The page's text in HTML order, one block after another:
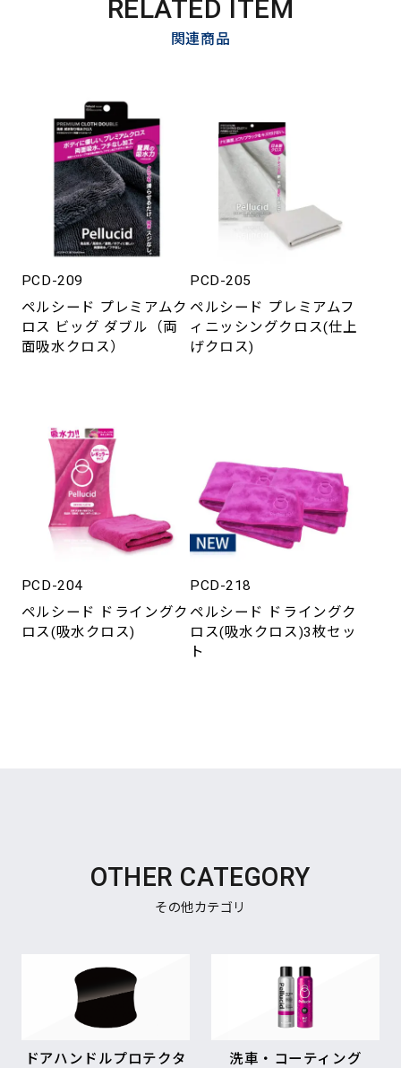
RELATED ITEM
関連商品
PCD-209
ペルシード プレミアムク
ロス ビッグ ダブル（両
面吸水クロス）
PCD-205
ペルシード プレミアムフ
ィニッシングクロス(仕上
げクロス)
PCD-204
ペルシード ドライングク
ロス(吸水クロス)
PCD-218
ペルシード ドライングク
ロス(吸水クロス)3枚セッ
ト
OTHER CATEGORY
その他カテゴリ
ドアハンドルプロテクタ
洗車・コーティング